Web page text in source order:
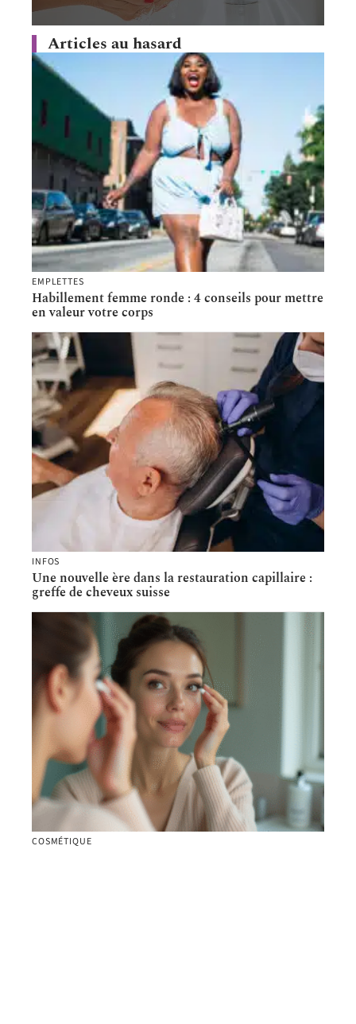
Articles au hasard
EMPLETTES
Habillement femme ronde : 4 conseils pour mettre
en valeur votre corps
INFOS
Une nouvelle ère dans la restauration capillaire :
greffe de cheveux suisse
COSMÉTIQUE